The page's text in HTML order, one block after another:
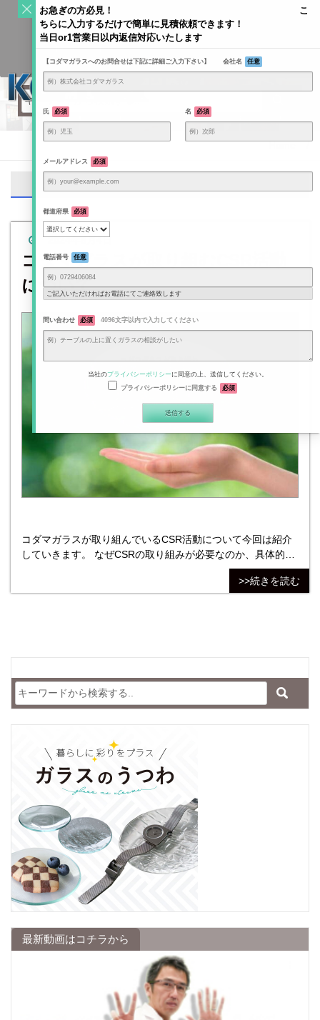
KODAMAGLASS公式ブログ | ガラス情報発信メディア
Home /
企業の社会的な責任
2024年6月4日
コダマガラスが取り組むCSR活動
について
コダマガラスが取り組んでいるCSR活動について今回は紹介
していきます。 なぜCSRの取り組みが必要なのか、具体的に
どんなことを今後必要とされていくのか等も合わせてまとめ
>>続きを読む
最新動画はコチラから
お急ぎの方必見！ こ
ちらに入力するだけで簡単に見積依頼できます！
当日or1営業日以内返信対応いたします
【コダマガラスへのお問合せは下記に詳細ご入力下さい】 会社名 任意
氏 必須 名 必須
メールアドレス 必須
都道府県 必須
電話番号 任意
ご記入いただければお電話にてご連絡致します
問い合わせ 必須 4096文字以内で入力してください
当社のプライバシーポリシーに同意の上、送信してください。
プライバシーポリシーに同意する
必須